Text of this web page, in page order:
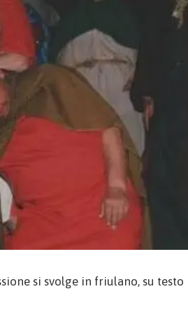
si svolge in friulano, su testo